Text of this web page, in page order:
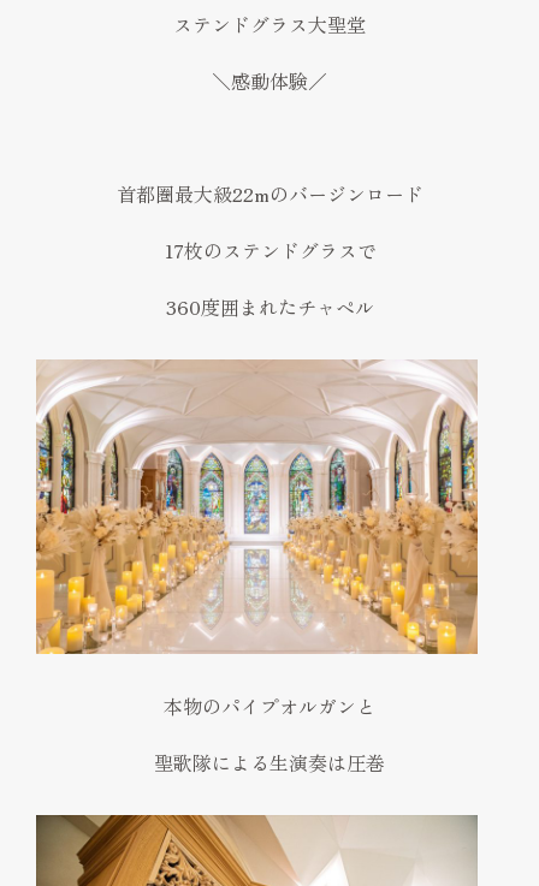
ステンドグラス大聖堂
＼感動体験／
首都圏最大級22mのバージンロード
17枚のステンドグラスで
360度囲まれたチャペル
本物のパイプオルガンと
聖歌隊による生演奏は圧巻